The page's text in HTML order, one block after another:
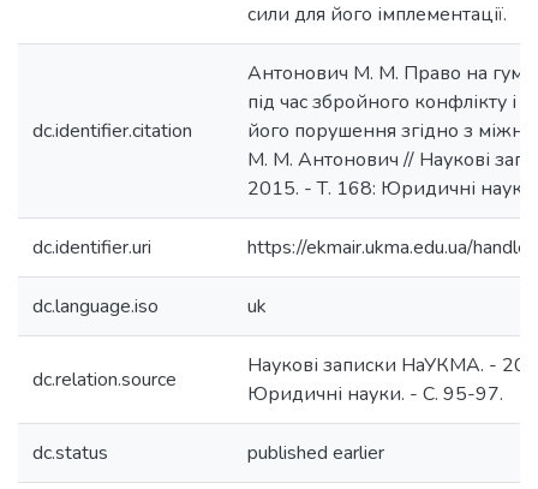
сили для його імплементації.
dc.identifier.citation
Антонович М. М. Право на
під час збройного конфлікту і
його порушення згідно з
М. М. Антонович // Наукові
2015. - Т. 168: Юридичні
dc.identifier.uri https://ekmair.ukma.edu.ua/
dc.language.iso uk
dc.relation.source
Наукові записки НаУКМА. -
Юридичні науки. - С. 95-97.
dc.status published earlier